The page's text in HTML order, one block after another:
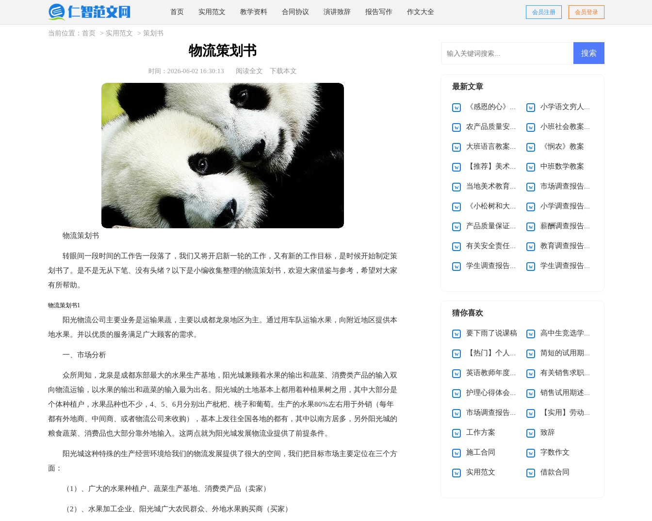
首页 实用范文 教学资料 合同协议 演讲致辞 报告写作 作文大全 会员登录
会员注册
当前位置： 首页 > 实用范文 > 策划书
物流策划书
时间：2026-06-02 16:30:13 阅读全文 下载本文
物流策划书
转眼间一段时间的工作告一段落了，我们又将开启新一轮的工作，又有新的工作目标，是时候开始制定策
划书了。是不是无从下笔、没有头绪？以下是小编收集整理的物流策划书，欢迎大家借鉴与参考，希望对大家
有所帮助。
物流策划书1
阳光物流公司主要业务是运输果蔬，主要以成都龙泉地区为主。通过用车队运输水果，向附近地区提供本
地水果。并以优质的服务满足广大顾客的需求。
一、市场分析
众所周知，龙泉是成都东部最大的水果生产基地，阳光城兼顾着水果的输出和蔬菜、消费类产品的输入双
向物流运输，以水果的输出和蔬菜的输入最为出名。阳光城的土地基本上都用着种植果树之用，其中大部分是
个体种植户，水果品种也不少，4、5、6月分别出产枇杷、桃子和葡萄。生产的水果80%左右用于外销（每年
都有外地商、中间商、或者物流公司来收购），基本上发往全国各地的都有，其中以南方居多，另外阳光城的
粮食蔬菜、消费品也大部分靠外地输入。这两点就为阳光城发展物流业提供了前提条件。
阳光城这种特殊的生产经营环境给我们的物流发展提供了很大的空间，我们把目标市场主要定位在三个方
面：
（1）、广大的水果种植户、蔬菜生产基地、消费类产品（卖家）
（2）、水果加工企业、阳光城广大农民群众、外地水果购买商（买家）
最新文章
《感恩的心》读后感 小学语文穷人教案
农产品质量安全承诺书模板汇总六篇 小班社会教案3篇
大班语言教案小青蛙反思 《悯农》教案
【推荐】美术教案模板合集10篇 中班数学教案
当地美术教育教学情况现状调查报告 市场调查报告(合集15篇)
《小松树和大松树》教案 小学调查报告(15篇)
产品质量保证承诺书锦集5篇 薪酬调查报告15篇
有关安全责任承诺书 教育调查报告(15篇)
学生调查报告(汇编15篇) 学生调查报告(合集15篇)
猜你喜欢
要下雨了说课稿 高中生竞选学习委员演讲稿
【热门】个人辞职申请书 简短的试用期辞职报告3篇
英语教师年度述职报告 有关销售求职信集合九篇
护理心得体会（通用5篇） 销售试用期述职报告
市场调查报告通用15篇 【实用】劳动合同模板锦集六篇
工作方案 致辞
施工合同 字数作文
实用范文 借款合同